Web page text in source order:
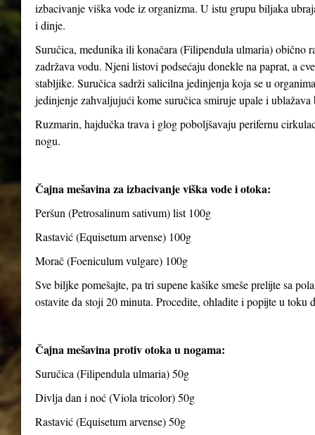
izbacivanje viška vode iz organizma. U istu grupu biljaka
i dinje.
Suručica, medunika ili konačara (Filipendula ulmaria) obično
zadržava vodu. Njeni listovi podsećaju donekle na paprat, a
stabljike. Suručica sadrži salicilna jedinjenja koja se u
jedinjenje zahvaljujući kome suručica smiruje upale i
Ruzmarin, hajdučka trava i glog poboljšavaju perifernu
nogu.
Čajna mešavina za izbacivanje viška vode i otoka:
Peršun (Petrosalinum sativum) list 100g
Rastavić (Equisetum arvense) 100g
Morač (Foeniculum vulgare) 100g
Sve biljke pomešajte, pa tri supene kašike smeše prelijte sa
ostavite da stoji 20 minuta. Procedite, ohladite i popijte u toku
Čajna mešavina protiv otoka u nogama:
Suručica (Filipendula ulmaria) 50g
Divlja dan i noć (Viola tricolor) 50g
Rastavić (Equisetum arvense) 50g